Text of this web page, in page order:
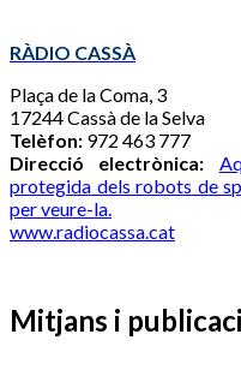
RÀDIO CASSÀ
Plaça de la Coma, 3
17244 Cassà de la Selva
Telèfon: 972 463 777
Direcció electrònica:
protegida dels robots de
per veure-la.
www.radiocassa.cat
Mitjans i